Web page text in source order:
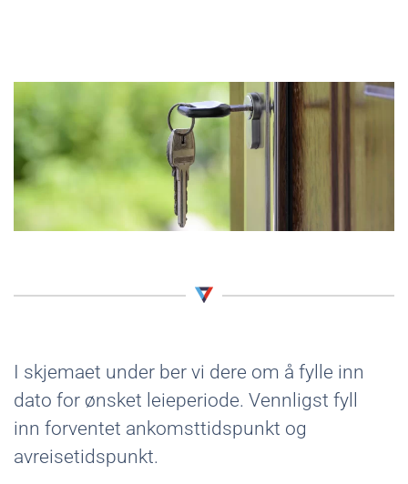
I skjemaet under ber vi dere om å fylle inn
dato for ønsket leieperiode. Vennligst fyll
inn forventet ankomsttidspunkt og
avreisetidspunkt.